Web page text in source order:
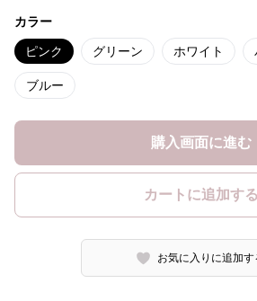
カラー
ピンク グリーン ホワイト
ブルー
購入画面に進む
カートに追加する
お気に入りに追加す